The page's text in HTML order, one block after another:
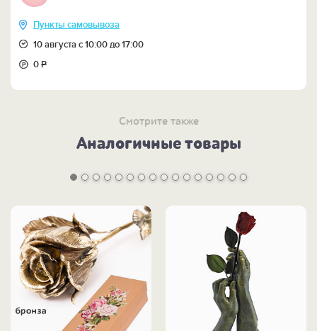
Пункты самовывоза
10 августа с 10:00 до 17:00
0Р
Смотрите также
Аналогичные товары